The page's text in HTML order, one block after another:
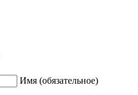
Имя (обязательное)